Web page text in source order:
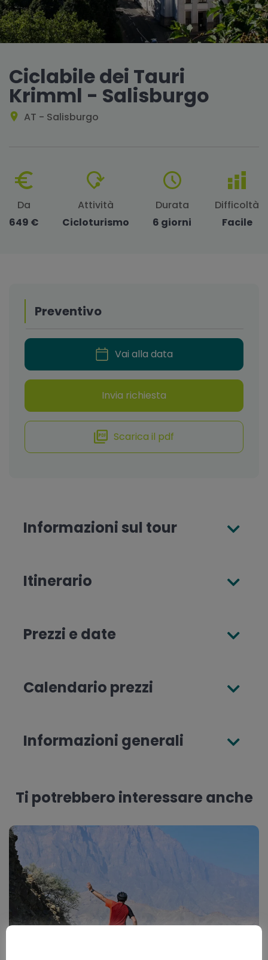
Ciclabile dei Tauri
Krimml - Salisburgo
AT - Salisburgo
Da
649 €
Attività
Cicloturismo
Durata
6 giorni
Difficoltà
Facile
Informazioni sul tour
Itinerario
Prezzi e date
Calendario prezzi
Informazioni generali
Ti potrebbero interessare anche
Preventivo
Vai alla data
Invia richiesta
Scarica il pdf